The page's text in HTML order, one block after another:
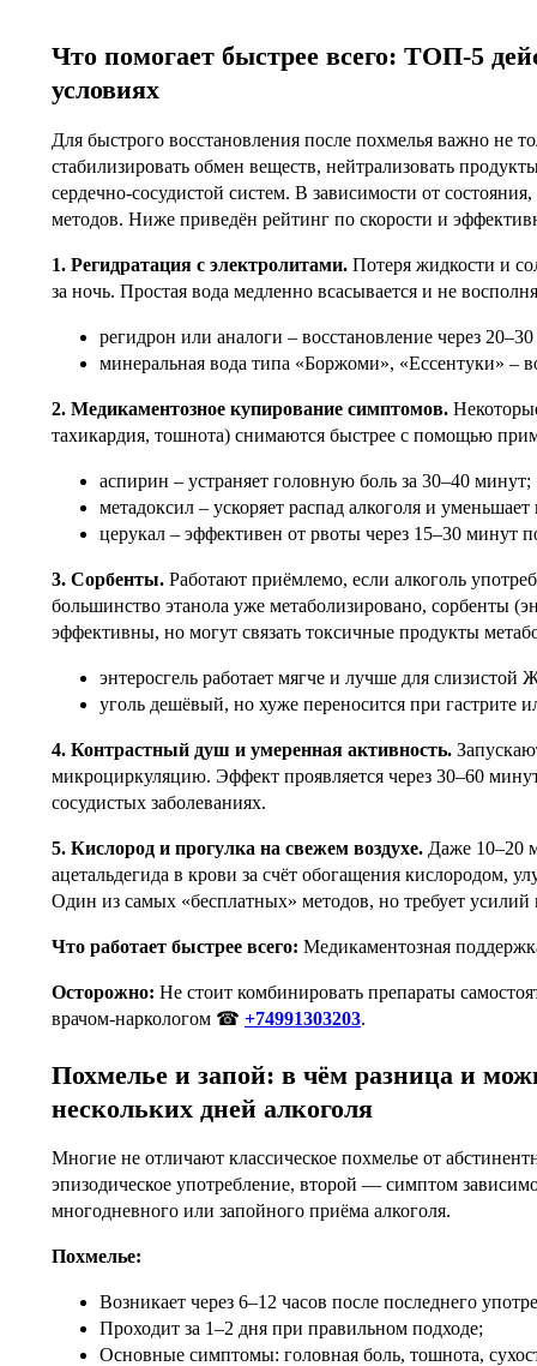
Что помогает быстрее всего: ТОП-5
условиях
Для быстрого восстановления после похмелья важно не
стабилизировать обмен веществ, нейтрализовать
сердечно-сосудистой систем. В зависимости от
методов. Ниже приведён рейтинг по скорости и
1. Регидратация с электролитами. Потеря жидкости и
за ночь. Простая вода медленно всасывается и не
регидрон или аналоги – восстановление через
минеральная вода типа «Боржоми», «Ессентуки» –
2. Медикаментозное купирование симптомов.
тахикардия, тошнота) снимаются быстрее с помощью
аспирин – устраняет головную боль за 30–40 минут;
метадоксил – ускоряет распад алкоголя и уменьшает
церукал – эффективен от рвоты через 15–30 минут
3. Сорбенты. Работают приёмлемо, если алкоголь
большинство этанола уже метаболизировано, сорбенты
эффективны, но могут связать токсичные продукты
энтеросгель работает мягче и лучше для слизистой
уголь дешёвый, но хуже переносится при гастрите
4. Контрастный душ и умеренная активность.
микроциркуляцию. Эффект проявляется через 30–60
сосудистых заболеваниях.
5. Кислород и прогулка на свежем воздухе. Даже 10–20
ацетальдегида в крови за счёт обогащения кислородом,
Один из самых «бесплатных» методов, но требует
Что работает быстрее всего: Медикаментозная
Осторожно: Не стоит комбинировать препараты
врачом-наркологом ☎ +74991303203.
Похмелье и запой: в чём разница и
нескольких дней алкоголя
Многие не отличают классическое похмелье от
эпизодическое употребление, второй — симптом
многодневного или запойного приёма алкоголя.
Похмелье:
Возникает через 6–12 часов после последнего
Проходит за 1–2 дня при правильном подходе;
Основные симптомы: головная боль, тошнота,